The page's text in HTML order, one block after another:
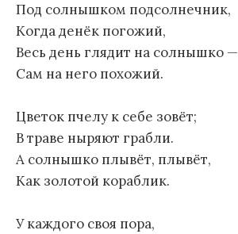
Под солнышком подсолнечник,
Когда денёк погожий,
Весь день глядит на солнышко —
Сам на него похожий.
Цветок пчелу к себе зовёт;
В траве ныряют грабли.
А солнышко плывёт, плывёт,
Как золотой кораблик.
У каждого своя пора,